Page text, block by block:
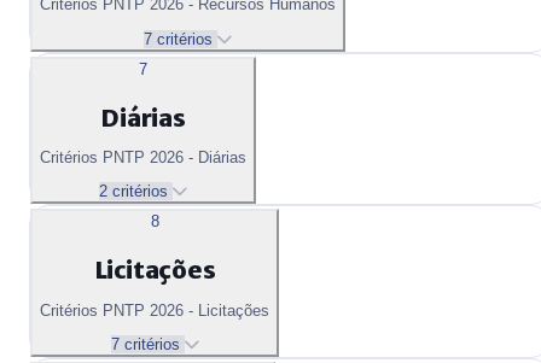
Critérios PNTP 2026 - Recursos Humanos
7 critérios
7
Diárias
Critérios PNTP 2026 - Diárias
2 critérios
8
Licitações
Critérios PNTP 2026 - Licitações
7 critérios